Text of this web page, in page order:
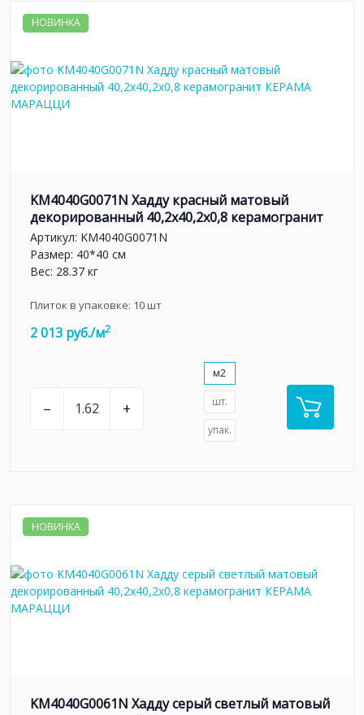
НОВИНКА
KM4040G0071N Хадду красный матовый
декорированный 40,2x40,2x0,8 керамогранит
Артикул: KM4040G0071N
Размер: 40*40 см
Вес: 28.37 кг
Плиток в упаковке: 10шт
2 013 руб./м2
– +
м2
шт.
упак.
НОВИНКА
KM4040G0061N Хадду серый светлый матовый